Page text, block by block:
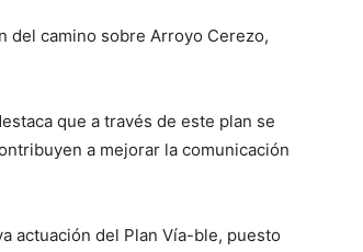
del camino sobre Arroyo Cerezo,
que a través de este plan se
a mejorar la comunicación
actuación del Plan Vía-ble, puesto